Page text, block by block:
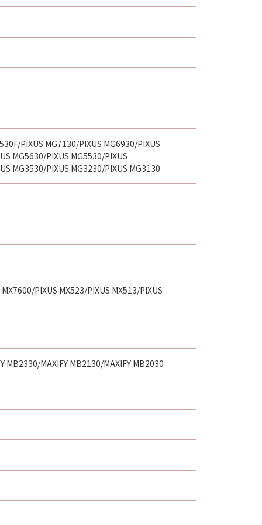
PIXUS MG7130/PIXUS MG6930/PIXUS
MG5630/PIXUS MG5530/PIXUS
MG3530/PIXUS MG3230/PIXUS MG3130
PIXUS MX523/PIXUS MX513/PIXUS
MB2330/MAXIFY MB2130/MAXIFY MB2030